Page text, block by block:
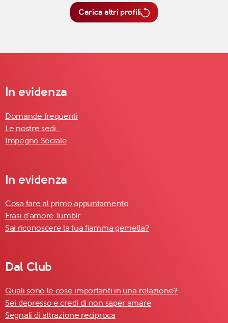
Carica altri profili
In evidenza
Domande frequenti
Le nostre sedi
Impegno Sociale
In evidenza
Cosa fare al primo appuntamento
Frasi d'amore Tumblr
Sai riconoscere la tua fiamma gemella?
Dal Club
Quali sono le cose importanti in una relazione?
Sei depresso e credi di non saper amare
Segnali di attrazione reciproca